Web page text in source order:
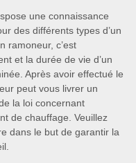
une connaissance
des différents types d’un
ramoneur, c’est
et la durée de vie d’un
Après avoir effectué le
peut vous livrer un
la loi concernant
de chauffage. Veuillez
dans le but de garantir la